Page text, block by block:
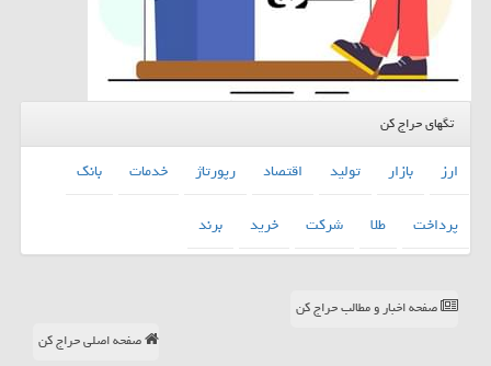
تگهای حراج کن
ارز بازار تولید اقتصاد رپورتاژ خدمات
بانك
پرداخت
طلا شركت خرید برند
صفحه اخبار و مطالب حراج کن
صفحه اصلی حراج کن